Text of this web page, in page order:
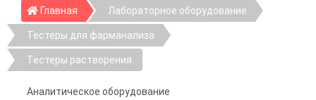
Главная ГлавнаяЛабораторное оборудование
Тестеры для фарманализа
Тестеры растворения
Аналитическое оборудование